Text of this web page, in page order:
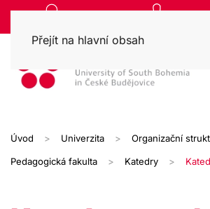
Přejít na hlavní obsah
Úvod Univerzita Organizační
Pedagogická fakulta Katedry